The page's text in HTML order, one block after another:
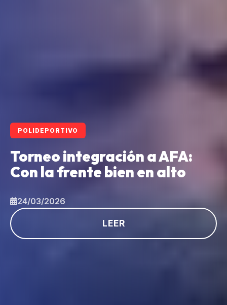
POLIDEPORTIVO
Torneo integración a AFA:
Con la frente bien en alto
24/03/2026
LEER